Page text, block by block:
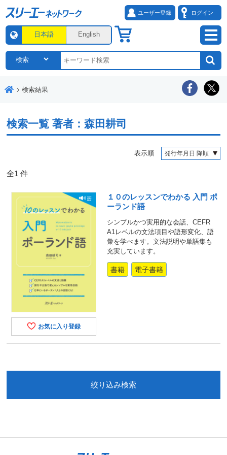
ユーザー登録 ログイン
日本語 English
検索結果
検索一覧著者：森田耕司
表示順
全1 件
お気に入り登録
１０のレッスンでわかる 入門 ポ
ーランド語
シンプルかつ実用的な会話、CEFR
A1レベルの文法項目や語形変化、語
彙を学べます。文法説明や単語集も
充実しています。
書籍 電子書籍
絞り込み検索